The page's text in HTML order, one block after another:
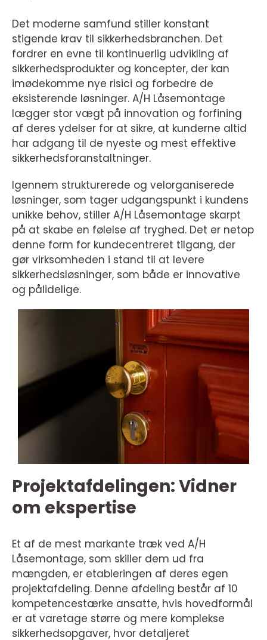
Det moderne samfund stiller konstant
stigende krav til sikkerhedsbranchen. Det
fordrer en evne til kontinuerlig udvikling af
sikkerhedsprodukter og koncepter, der kan
imødekomme nye risici og forbedre de
eksisterende løsninger. A/H Låsemontage
lægger stor vægt på innovation og forfining
af deres ydelser for at sikre, at kunderne altid
har adgang til de nyeste og mest effektive
sikkerhedsforanstaltninger.
Igennem strukturerede og velorganiserede
løsninger, som tager udgangspunkt i kundens
unikke behov, stiller A/H Låsemontage skarpt
på at skabe en følelse af tryghed. Det er netop
denne form for kundecentreret tilgang, der
gør virksomheden i stand til at levere
sikkerhedsløsninger, som både er innovative
og pålidelige.
Projektafdelingen: Vidner
om ekspertise
Et af de mest markante træk ved A/H
Låsemontage, som skiller dem ud fra
mængden, er etableringen af deres egen
projektafdeling. Denne afdeling består af 10
kompetencestærke ansatte, hvis hovedformål
er at varetage større og mere komplekse
sikkerhedsopgaver, hvor detaljeret